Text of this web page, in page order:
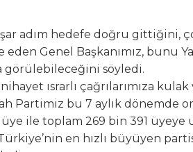
adım hedefe doğru gittiğini,
Genel Başkanımız, bunu
görülebileceğini söyledi.
ısrarlı çağrılarımıza
Partimiz bu 7 aylık dönemde
ile toplam 269 bin 391 üyeye
en hızlı büyüyen